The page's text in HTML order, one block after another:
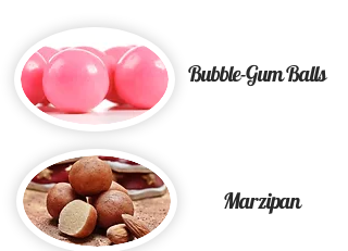
Bubble-Gum Balls
Marzipan